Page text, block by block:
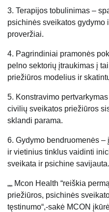
3. Terapijos tobulinimas –
psichinės sveikatos gydymo
proveržiai.
4. Pagrindiniai pramonės
pelno sektorių įtraukimas į
priežiūros modelius ir
5. Konstravimo
civilių sveikatos priežiūros
sklandi parama.
6. Gydymo bendruomenės
ir vietinius tinklus vaidinti
sveikata ir psichine savijauta.
„„ Mcon Health “reiškia
priežiūros, psichinės
tęstinumo“,-sakė MCON